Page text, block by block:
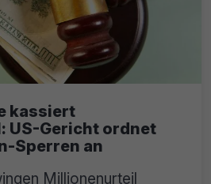
kassiert
US-Gericht ordnet
Sperren an
Millionenurteil